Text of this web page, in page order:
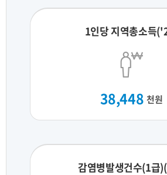
1인당 지역총소득
38,448 천원
감염병발생건수(1급